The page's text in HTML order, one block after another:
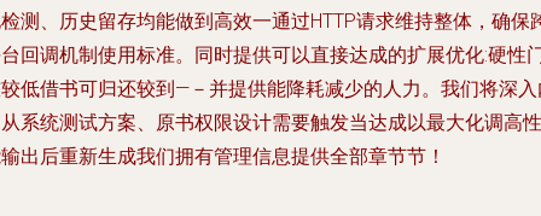
测、历史留存均能做到高效一通过HTTP请求维持整体，确保
回调机制使用标准。同时提供可以直接达成的扩展优化:硬性
低借书可归还较到—－并提供能降耗减少的人力。我们将深
系统测试方案、原书权限设计需要触发当达成以最大化调高性
出后重新生成我们拥有管理信息提供全部章节节！